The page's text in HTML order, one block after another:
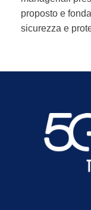
proposto e
sicurezza e